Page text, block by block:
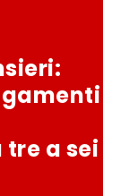
a sei